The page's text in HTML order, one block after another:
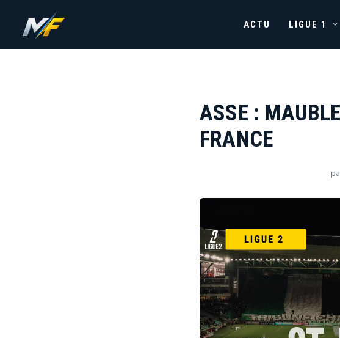
ACTU LIGUE 1
ASSE :
FRANCE